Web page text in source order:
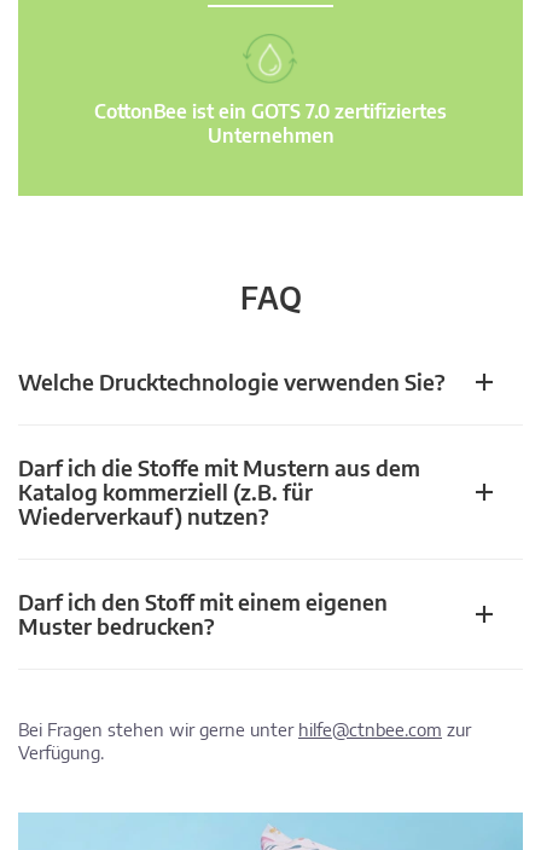
CottonBee ist ein GOTS 7.0 zertifiziertes
Unternehmen
FAQ
Welche Drucktechnologie verwenden Sie?
Darf ich die Stoffe mit Mustern aus dem
Katalog kommerziell (z.B. für
Wiederverkauf) nutzen?
Darf ich den Stoff mit einem eigenen
Muster bedrucken?
Bei Fragen stehen wir gerne unter hilfe@ctnbee.com zur
Verfügung.